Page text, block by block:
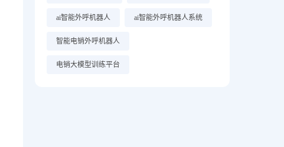
ai智能外呼机器人 ai智能外呼机器人系统
智能电销外呼机器人
电销大模型训练平台